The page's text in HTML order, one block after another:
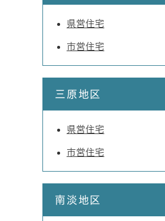
県営住宅
市営住宅
三原地区
県営住宅
市営住宅
南淡地区